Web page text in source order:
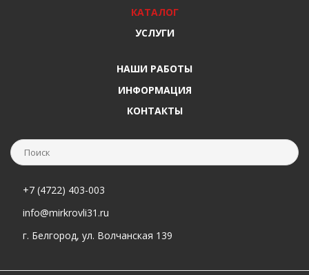
КАТАЛОГ
УСЛУГИ
НАШИ РАБОТЫ
ИНФОРМАЦИЯ
КОНТАКТЫ
+7 (4722) 403-003
info@mirkrovli31.ru
г. Белгород, ул. Волчанская 139